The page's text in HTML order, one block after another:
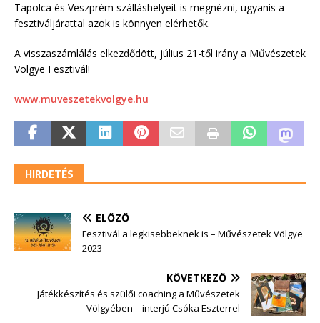
Tapolca és Veszprém szálláshelyeit is megnézni, ugyanis a
fesztiváljárattal azok is könnyen elérhetők.
A visszaszámlálás elkezdődött, július 21-től irány a Művészetek
Völgye Fesztivál!
www.muveszetekvolgye.hu
HIRDETÉS
ELŐZŐ
Fesztivál a legkisebbeknek is – Művészetek Völgye
2023
KÖVETKEZŐ
Játékkészítés és szülői coaching a Művészetek
Völgyében – interjú Csóka Eszterrel